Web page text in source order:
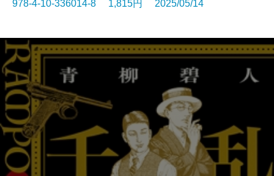
978-4-10-336014-8 1,815円 2025/05/14